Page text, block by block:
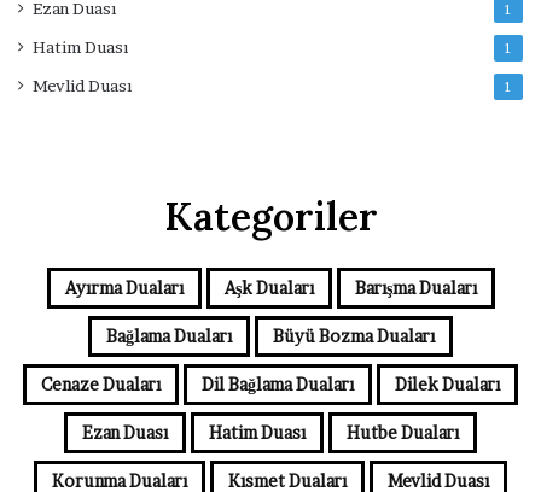
Ezan Duası 1
Hatim Duası 1
Mevlid Duası 1
Kategoriler
Ayırma Duaları Aşk Duaları Barışma Duaları
Bağlama Duaları Büyü Bozma Duaları
Cenaze Duaları Dil Bağlama Duaları Dilek Duaları
Ezan Duası Hatim Duası Hutbe Duaları
Korunma Duaları Kısmet Duaları Mevlid Duası